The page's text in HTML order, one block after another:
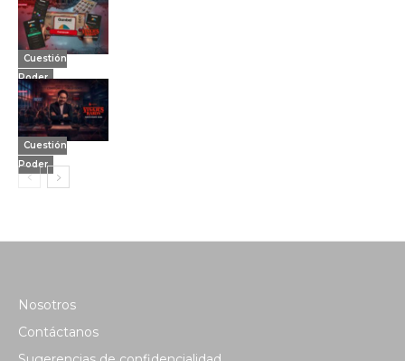
Cuestión
Poder
Cuestión
Poder
Nosotros
Contáctanos